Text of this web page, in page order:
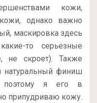
кожи,
однако важно
маскировка здесь
то серьезные
не скроет). Также
натуральный финиш
поэтому я его в
припудриваю кожу.